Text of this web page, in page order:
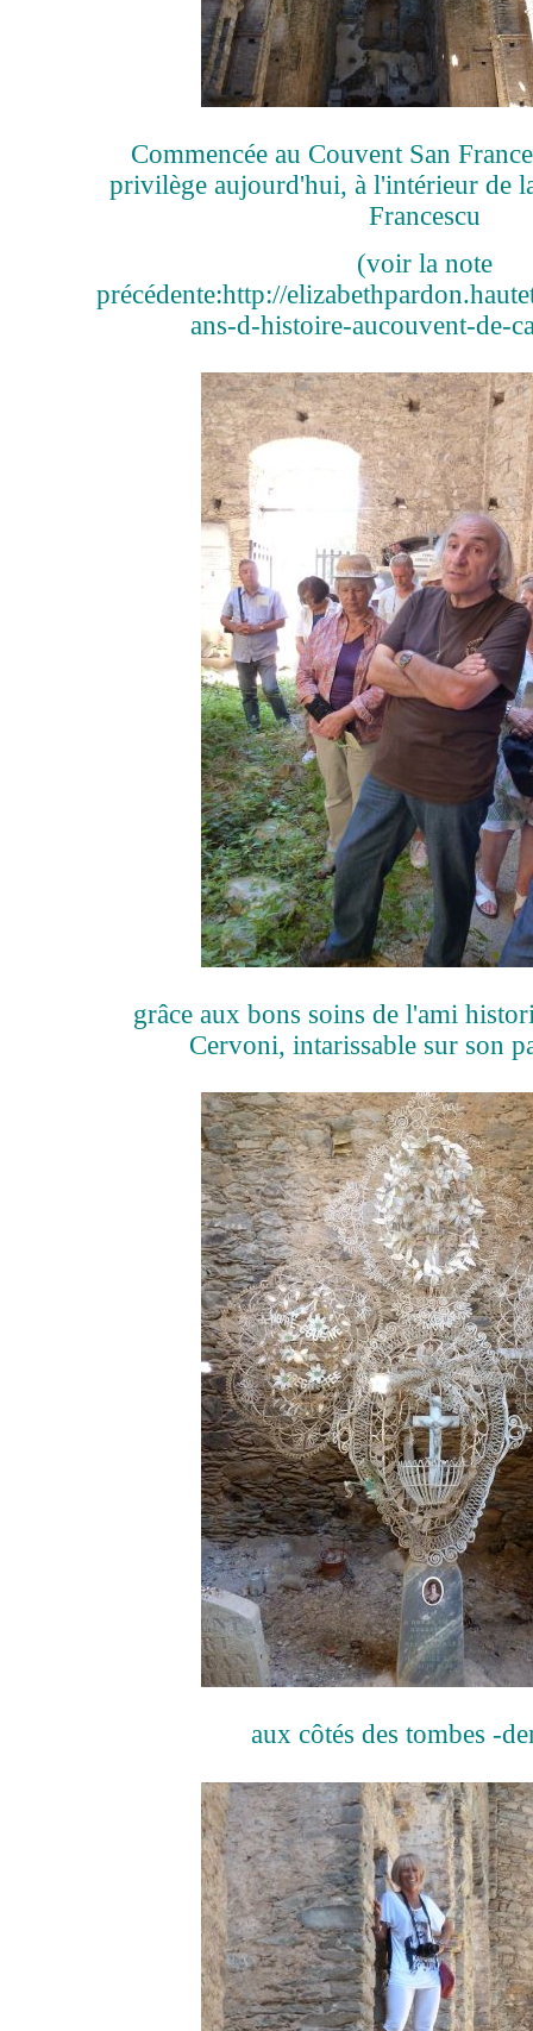
Commencée au Couvent San
privilège aujourd'hui, à l'intérieur de
Francescu
(voir la note
précédente:http://
ans-d-histoire-aucouvent-de-
grâce aux bons soins de l'ami
Cervoni, intarissable sur son
aux côtés des tombes -